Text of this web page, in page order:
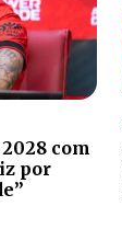
com
por